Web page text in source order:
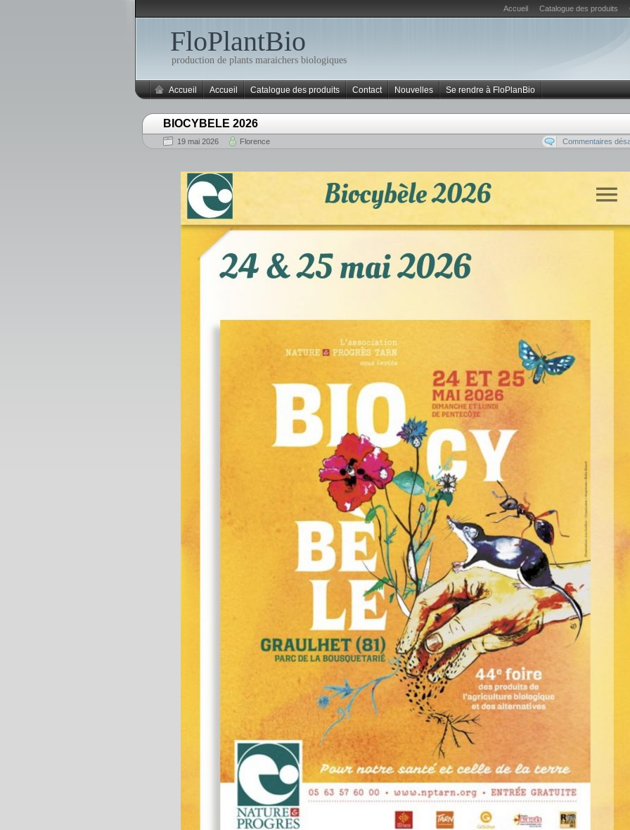
Accueil Catalogue des produits
FloPlantBio
production de plants maraichers biologiques
Accueil Accueil Catalogue des produits Contact Nouvelles Se rendre à FloPlanBio
BIOCYBELE 2026
19 mai 2026 Florence Commentaires